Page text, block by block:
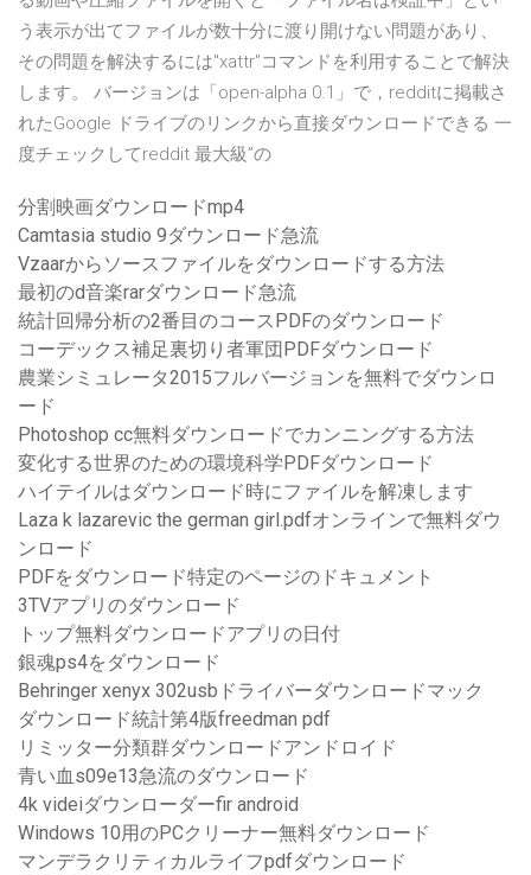
う表示が出てファイルが数十分に渡り開けない問題があり、
その問題を解決するには"xattr"コマンドを利用することで解決
します。 バージョンは「open-alpha 0.1」で，redditに掲載さ
れたGoogle ドライブのリンクから直接ダウンロードできる 一
度チェックしてreddit 最大級”の
分割映画ダウンロードmp4
Camtasia studio 9ダウンロード急流
Vzaarからソースファイルをダウンロードする方法
最初のd音楽rarダウンロード急流
統計回帰分析の2番目のコースPDFのダウンロード
コーデックス補足裏切り者軍団PDFダウンロード
農業シミュレータ2015フルバージョンを無料でダウンロ
ード
Photoshop cc無料ダウンロードでカンニングする方法
変化する世界のための環境科学PDFダウンロード
ハイテイルはダウンロード時にファイルを解凍します
Laza k lazarevic the german girl.pdfオンラインで無料ダウ
ンロード
PDFをダウンロード特定のページのドキュメント
3TVアプリのダウンロード
トップ無料ダウンロードアプリの日付
銀魂ps4をダウンロード
Behringer xenyx 302usbドライバーダウンロードマック
ダウンロード統計第4版freedman pdf
リミッター分類群ダウンロードアンドロイド
青い血s09e13急流のダウンロード
4k videiダウンローダーfir android
Windows 10用のPCクリーナー無料ダウンロード
マンデラクリティカルライフpdfダウンロード